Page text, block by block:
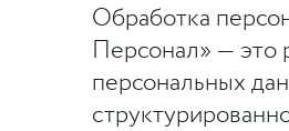
Обработка
Персонал» — это
персональных